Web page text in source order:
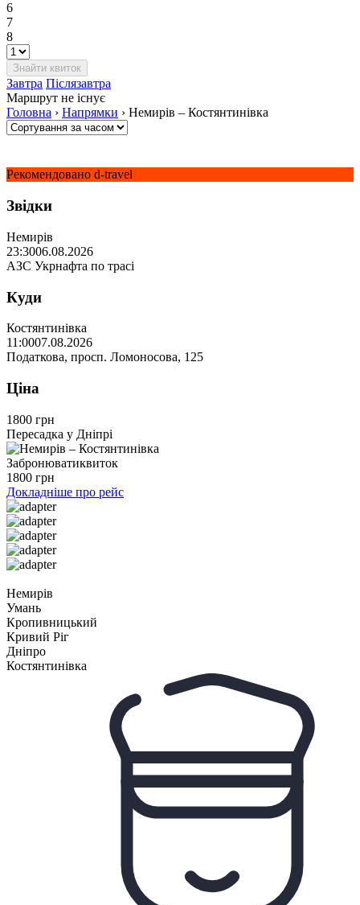
6
7
8
Завтра Післязавтра
Маршрут не існує
Головна › Напрямки › Немирів – Костянтинівка
Рекомендовано d-travel
Звідки
Немирів
23:3006.08.2026
АЗС Укрнафта по трасі
Куди
Костянтинівка
11:0007.08.2026
Податкова, просп. Ломоносова, 125
Ціна
1800 грн
Пересадка у Дніпрі
Забронюватиквиток
1800 грн
Докладніше про рейс
Немирів
Умань
Кропивницький
Кривий Ріг
Дніпро
Костянтинівка